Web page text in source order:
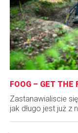
FOOG – GET THE
Zastanawialiscie
jak długo jest już z